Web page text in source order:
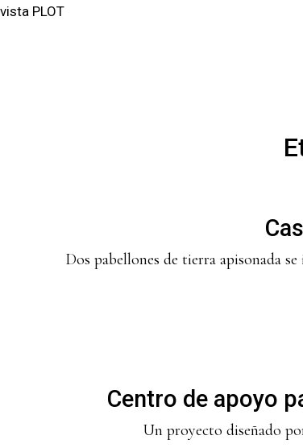
Dos pabellones de tierra apisonada
Centro de apoyo
Un proyecto diseñado